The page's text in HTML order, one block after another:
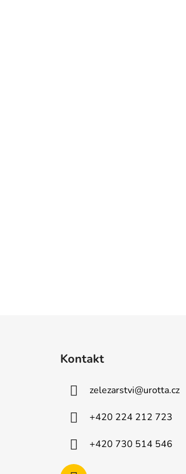
Kontakt
zelezarstvi@urotta.cz
+420 224 212 723
+420 730 514 546